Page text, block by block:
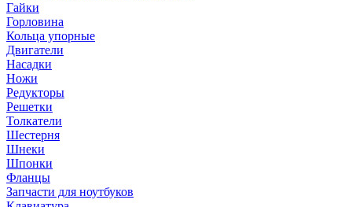
Гайки
Горловина
Кольца упорные
Двигатели
Насадки
Ножи
Редукторы
Решетки
Толкатели
Шестерня
Шнеки
Шпонки
Фланцы
Запчасти для ноутбуков